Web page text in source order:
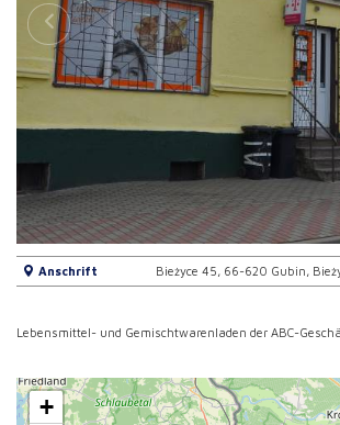
Anschrift Bieżyce 45, 66-620 Gubin,
Lebensmittel- und Gemischtwarenladen der ABC-
+